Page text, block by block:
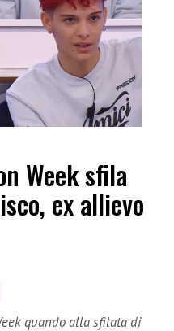
Week sfila
ex allievo
quando alla sfilata di